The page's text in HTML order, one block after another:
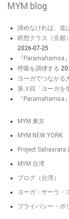
MYM blog
諦めなければ、道
瞑想クラス（京都
2026-07-25
『Paramahamsa
呼吸を調律する
ヨーガでつながる
第３回「ヨーガを
『Paramahamsa
MYM 東京
MYM NEW YORK
Project Sahasrara
MYM 台湾
ブログ（台湾）
ヨーガ・サーラ・
プライバシー・ポ